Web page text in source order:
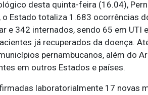
desta quinta-feira (16.04),
o Estado totaliza 1.683 ocorrências
e 342 internados, sendo 65 em UTI
já recuperados da doença.
pernambucanos, além do
em outros Estados e países.
laboratorialmente 17 novas